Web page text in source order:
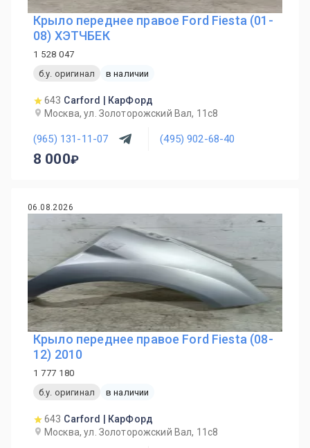
Крыло переднее правое Ford Fiesta (01-
08) ХЭТЧБЕК
1 528 047
б.у. оригинал
в наличии
643 Carford | КарФорд
Москва, ул. Золоторожский Вал, 11с8
(965) 131-11-07 (495) 902-68-40
8 000
06.08.2026
Крыло переднее правое Ford Fiesta (08-
12) 2010
1 777 180
б.у. оригинал
в наличии
643 Carford | КарФорд
Москва, ул. Золоторожский Вал, 11с8